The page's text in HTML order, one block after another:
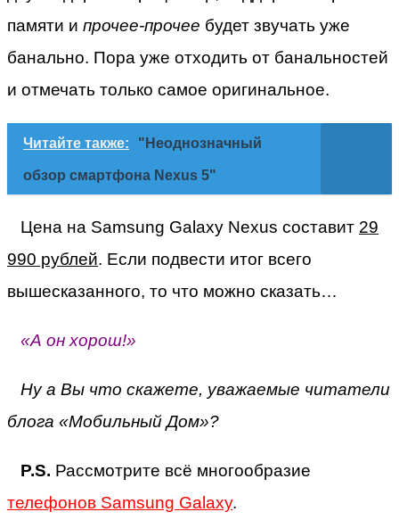
памяти и прочее-прочее будет звучать уже
банально. Пора уже отходить от банальностей
и отмечать только самое оригинальное.
Читайте также: "Неоднозначный
обзор смартфона Nexus 5"
Цена на Samsung Galaxy Nexus составит 29
990 рублей. Если подвести итог всего
вышесказанного, то что можно сказать…
«А он хорош!»
Ну а Вы что скажете, уважаемые читатели
блога «Мобильный Дом»?
P.S. Рассмотрите всё многообразие
телефонов Samsung Galaxy.